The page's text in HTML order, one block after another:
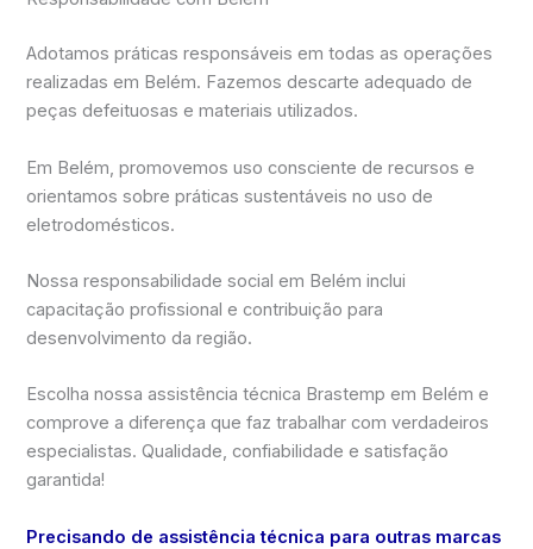
Adotamos práticas responsáveis em todas as operações
realizadas em Belém. Fazemos descarte adequado de
peças defeituosas e materiais utilizados.
Em Belém, promovemos uso consciente de recursos e
orientamos sobre práticas sustentáveis no uso de
eletrodomésticos.
Nossa responsabilidade social em Belém inclui
capacitação profissional e contribuição para
desenvolvimento da região.
Escolha nossa assistência técnica Brastemp em Belém e
comprove a diferença que faz trabalhar com verdadeiros
especialistas. Qualidade, confiabilidade e satisfação
garantida!
Precisando de assistência técnica para outras marcas